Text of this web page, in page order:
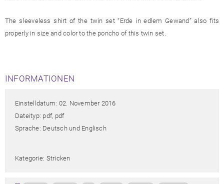
The sleeveless shirt of the twin set “Erde in edlem Gewand” also fits
properly in size and color to the poncho of this twin set.
INFORMATIONEN
Einstelldatum: 02. November 2016
Dateityp: pdf, pdf
Sprache: Deutsch und Englisch
Kategorie: Stricken